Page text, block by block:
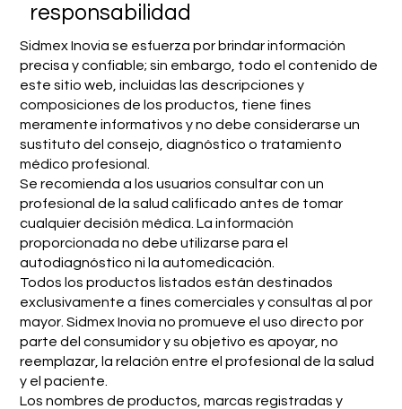
responsabilidad
Sidmex Inovia se esfuerza por brindar información
precisa y confiable; sin embargo, todo el contenido de
este sitio web, incluidas las descripciones y
composiciones de los productos, tiene fines
meramente informativos y no debe considerarse un
sustituto del consejo, diagnóstico o tratamiento
médico profesional.
Se recomienda a los usuarios consultar con un
profesional de la salud calificado antes de tomar
cualquier decisión médica. La información
proporcionada no debe utilizarse para el
autodiagnóstico ni la automedicación.
Todos los productos listados están destinados
exclusivamente a fines comerciales y consultas al por
mayor. Sidmex Inovia no promueve el uso directo por
parte del consumidor y su objetivo es apoyar, no
reemplazar, la relación entre el profesional de la salud
y el paciente.
Los nombres de productos, marcas registradas y